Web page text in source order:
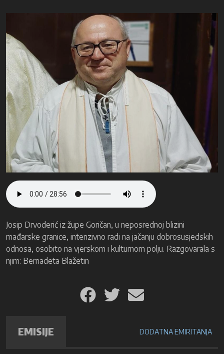
Josip Drvoderić iz župe Goričan, u neposrednoj blizini
mađarske granice, intenzivno radi na jačanju dobrosusjedskih
odnosa, osobito na vjerskom i kulturnom polju. Razgovarala s
njim: Bernadeta Blažetin
EMISIJE DODATNA EMIRITANJA